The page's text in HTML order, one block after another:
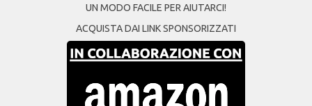
UN MODO FACILE PER AIUTARCI!
ACQUISTA DAI LINK SPONSORIZZATI